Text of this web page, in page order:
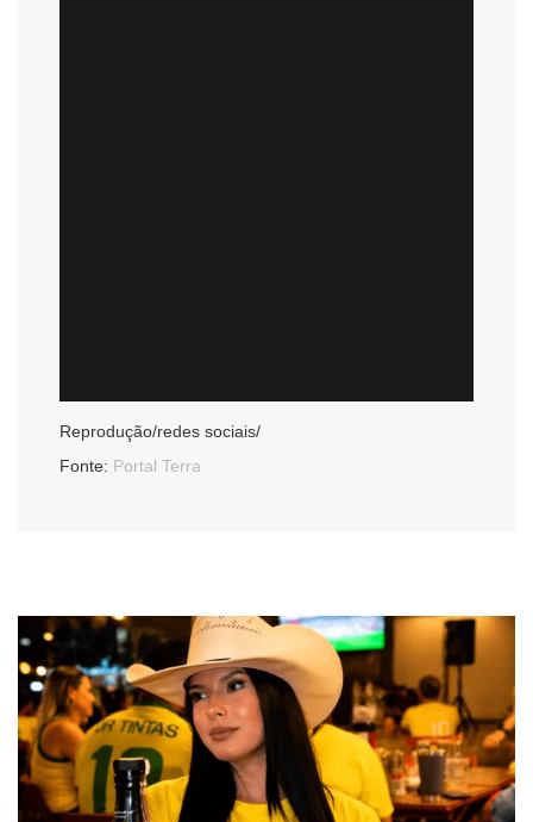
Reprodução/redes sociais/
Fonte: Portal Terra